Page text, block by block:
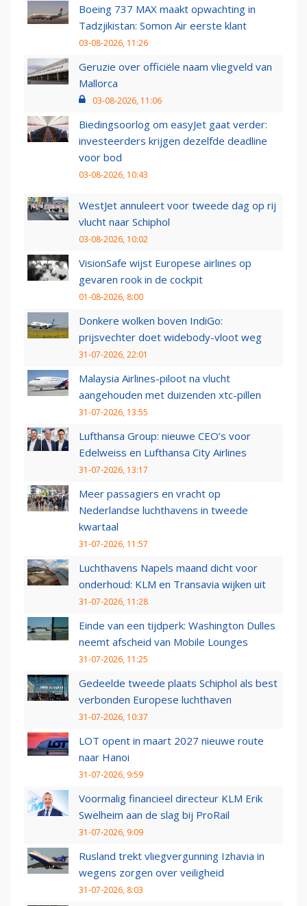
Boeing 737 MAX maakt opwachting in
Tadzjikistan: Somon Air eerste klant
03-08-2026, 11:26
Geruzie over officiële naam vliegveld van
Mallorca
03-08-2026, 11:06
Biedingsoorlog om easyJet gaat verder:
investeerders krijgen dezelfde deadline
voor bod
03-08-2026, 10:43
WestJet annuleert voor tweede dag op rij
vlucht naar Schiphol
03-08-2026, 10:02
VisionSafe wijst Europese airlines op
gevaren rook in de cockpit
01-08-2026, 8:00
Donkere wolken boven IndiGo:
prijsvechter doet widebody-vloot weg
31-07-2026, 22:01
Malaysia Airlines-piloot na vlucht
aangehouden met duizenden xtc-pillen
31-07-2026, 13:55
Lufthansa Group: nieuwe CEO’s voor
Edelweiss en Lufthansa City Airlines
31-07-2026, 13:17
Meer passagiers en vracht op
Nederlandse luchthavens in tweede
kwartaal
31-07-2026, 11:57
Luchthavens Napels maand dicht voor
onderhoud: KLM en Transavia wijken uit
31-07-2026, 11:28
Einde van een tijdperk: Washington Dulles
neemt afscheid van Mobile Lounges
31-07-2026, 11:25
Gedeelde tweede plaats Schiphol als best
verbonden Europese luchthaven
31-07-2026, 10:37
LOT opent in maart 2027 nieuwe route
naar Hanoi
31-07-2026, 9:59
Voormalig financieel directeur KLM Erik
Swelheim aan de slag bij ProRail
31-07-2026, 9:09
Rusland trekt vliegvergunning Izhavia in
wegens zorgen over veiligheid
31-07-2026, 8:03